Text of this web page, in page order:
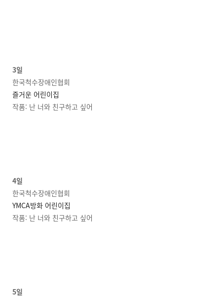
3일
한국척수장애인협회
즐거운 어린이집
작품: 난 너와 친구하고 싶어
4일
한국척수장애인협회
YMCA방화 어린이집
작품: 난 너와 친구하고 싶어
5일